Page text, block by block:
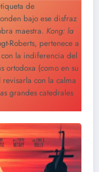
de
bajo ese disfraz
maestra. Kong: la
Roberts, pertenece a
la indiferencia del
ortodoxa (como en su
con la calma
grandes catedrales